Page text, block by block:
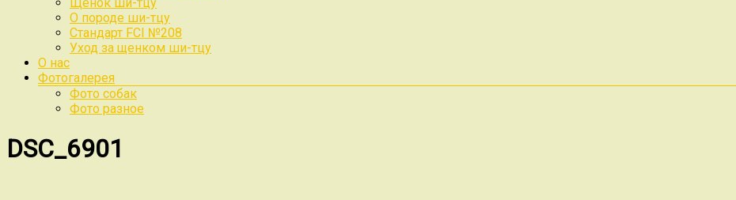
Щенок ши-тцу
О породе ши-тцу
Стандарт FCI №208
Уход за щенком ши-тцу
О нас
Фотогалерея
Фото собак
Фото разное
DSC_6901